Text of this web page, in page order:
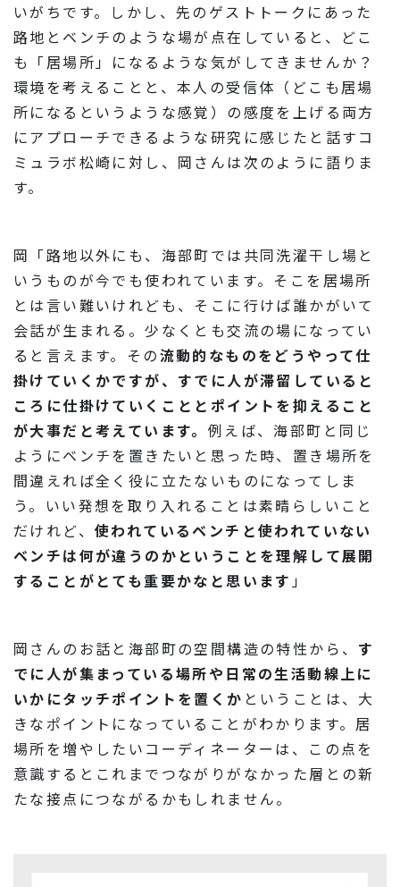
いがちです。しかし、先のゲストトークにあった
路地とベンチのような場が点在していると、どこ
も「居場所」になるような気がしてきませんか？
環境を考えることと、本人の受信体（どこも居場
所になるというような感覚）の感度を上げる両方
にアプローチできるような研究に感じたと話すコ
ミュラボ松崎に対し、岡さんは次のように語りま
す。
岡「路地以外にも、海部町では共同洗濯干し場と
いうものが今でも使われています。そこを居場所
とは言い難いけれども、そこに行けば誰かがいて
会話が生まれる。少なくとも交流の場になってい
ると言えます。その流動的なものをどうやって仕
掛けていくかですが、すでに人が滞留していると
ころに仕掛けていくこととポイントを抑えること
が大事だと考えています。 例えば、海部町と同じ
ようにベンチを置きたいと思った時、置き場所を
間違えれば全く役に立たないものになってしま
う。いい発想を取り入れることは素晴らしいこと
だけれど、 使われているベンチと使われていない
ベンチは何が違うのかということを理解して展開
することがとても重要かなと思います 」
岡さんのお話と海部町の空間構造の特性から、 す
でに人が集まっている場所や日常の生活動線上に
いかにタッチポイントを置くか ということは、大
きなポイントになっていることがわかります。居
場所を増やしたいコーディネーターは、この点を
意識するとこれまでつながりがなかった層との新
たな接点につながるかもしれません。